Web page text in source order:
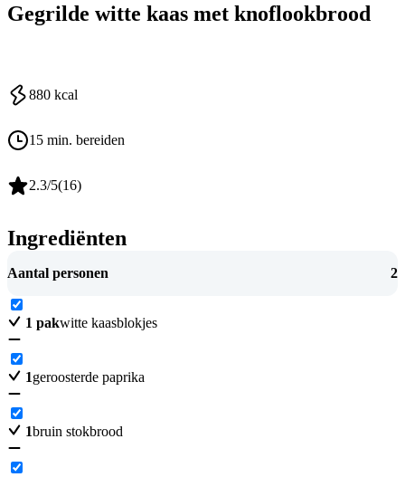
Gegrilde witte kaas met knoflookbrood
880 kcal
15 min. bereiden
2.3/5(16)
Ingrediënten
Aantal personen 2
1 pakwitte kaasblokjes
1geroosterde paprika
1bruin stokbrood